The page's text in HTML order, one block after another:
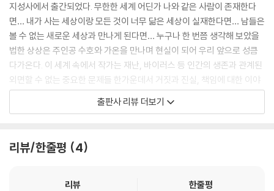
지성사에서 출간되었다. 무한한 세계 어딘가 나와 같은 사람이 존재한다
면… 내가 사는 세상이랑 모든 것이 너무 닮은 세상이 실재한다면… 남들은
볼 수 없는 새로운 세상과 만나게 된다면… 누구나 한 번쯤 생각해 보았을
법한 상상은 주인공 수호와 가온을 만나며 현실이 되어 우리 앞으로 성큼
다가온다. 이 세계 속에서 작가는 재난, 바이러스 등 인간의 생존과 관계된
외면할 수 없는 중요한 문제들 한가운데서 거짓과 진실, 책임에 대한 이야
기를 시종일관 생생하고 흥미진진하게 펼쳐 보인다.
평범한 십 대 소년이다. 사회에서 일어나고 있는 심각한 문제들도 수호에
이 없기 때문일 것이다. 그런 수호에게 어느 날 갑자기 자신이 주체가 되어
출판사 리뷰 더보기
리뷰/한줄평 4
리뷰 한줄평